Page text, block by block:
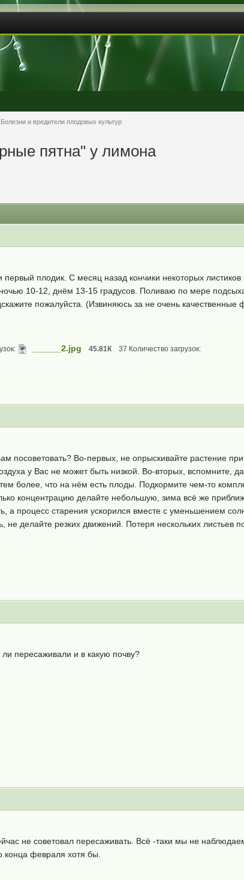
Болезни и вредители плодовых культур
пятна" у лимона
плодик. С месяц назад кончики некоторых
10-12, днём 13-15 градусов. Поливаю по мере
пожалуйста. (Извиняюсь за не очень качественные
______2.jpg 45.81К 37 Количество загрузок:
посоветовать? Во-первых, не опрыскивайте растение
у Вас не может быть низкой. Во-вторых,
более, что на нём есть плоды. Подкормите чем-то
концентрацию делайте небольшую, зима всё же
процесс старения ускорился вместе с уменьшением
не делайте резких движений. Потеря нескольких листьев
пересаживали и в какую почву?
не советовал пересаживать. Всё -таки мы не
конца февраля хотя бы.